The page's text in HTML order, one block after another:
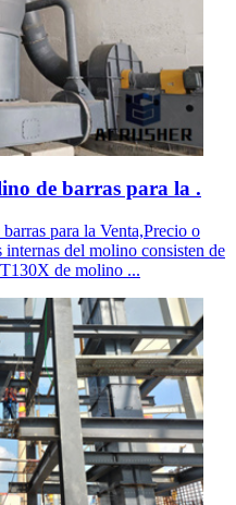
de barras para la .
para la Venta,Precio o
del molino consisten de
de molino ...